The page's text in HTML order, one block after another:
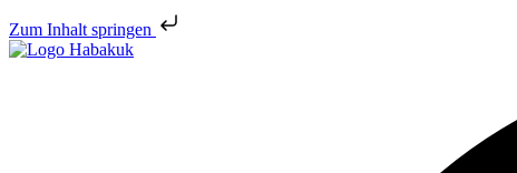
Zum Inhalt springen